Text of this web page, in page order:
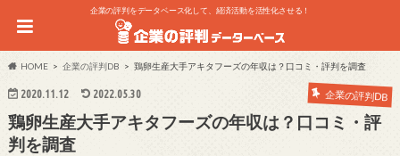
企業の評判をデータベース化して、経済活動を活性化させる！
HOME 企業の評判DB 鶏卵生産大手アキタフーズの年収は？口コミ・評判を調査
2020.11.12 2022.05.30 企業の評判DB
鶏卵生産大手アキタフーズの年収は？口コミ・評
判を調査